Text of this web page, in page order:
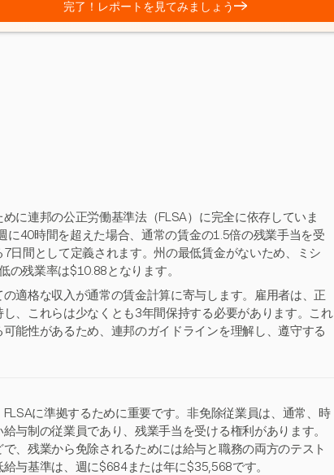
完了！レポートを見てみましょう→
に連邦の公正労働基準法（FLSA）に完全に依存していま
に40時間を超えた場合、通常の賃金の1.5倍の残業手当を受
日間として定義されます。州の最低賃金がないため、ミシ
の残業率は$10.88となります。
適格な収入が通常の賃金計算に寄与します。雇用者は、正
、これらは少なくとも3年間保持する必要があります。これ
能性があるため、連邦のガイドラインを理解し、遵守する
に準拠するために重要です。非免除従業員は、通常、時
与制の従業員であり、残業手当を受ける権利があります。
、残業から免除されるためには給与と職務の両方のテスト
与基準は、週に$684または年に$35,568です。